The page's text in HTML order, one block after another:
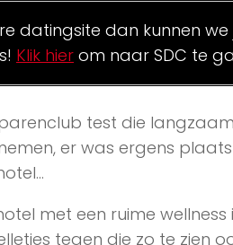
datingsite dan kunnen we
Klik hier om naar SDC te
test die
er was ergens
met een ruime
tegen die zo te zien